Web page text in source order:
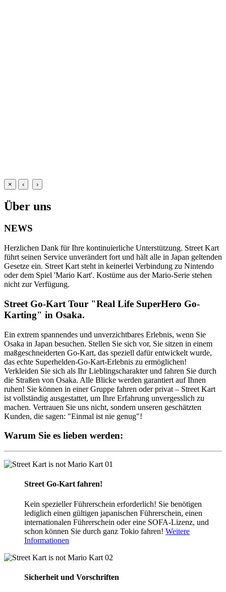
× ‹ ›
Über uns
NEWS
Herzlichen Dank für Ihre kontinuierliche Unterstützung. Street Kart
führt seinen Service unverändert fort und hält alle in Japan geltenden
Gesetze ein. Street Kart steht in keinerlei Verbindung zu Nintendo
oder dem Spiel 'Mario Kart'. Kostüme aus der Mario-Serie stehen
nicht zur Verfügung.
Street Go-Kart Tour "Real Life SuperHero Go-
Karting" in Osaka.
Ein extrem spannendes und unverzichtbares Erlebnis, wenn Sie
Osaka in Japan besuchen. Stellen Sie sich vor, Sie sitzen in einem
maßgeschneiderten Go-Kart, das speziell dafür entwickelt wurde,
das echte Superhelden-Go-Kart-Erlebnis zu ermöglichen!
Verkleiden Sie sich als Ihr Lieblingscharakter und fahren Sie durch
die Straßen von Osaka. Alle Blicke werden garantiert auf Ihnen
ruhen! Sie können in einer Gruppe fahren oder privat – Street Kart
ist vollständig ausgestattet, um Ihre Erfahrung unvergesslich zu
machen. Vertrauen Sie uns nicht, sondern unseren geschätzten
Kunden, die sagen: "Einmal ist nie genug"!
Warum Sie es lieben werden:
01
Street Go-Kart fahren!
Kein spezieller Führerschein erforderlich! Sie benötigen
lediglich einen gültigen japanischen Führerschein, einen
internationalen Führerschein oder eine SOFA-Lizenz, und
schon können Sie durch ganz Tokio fahren! Weitere
Informationen
02
Sicherheit und Vorschriften